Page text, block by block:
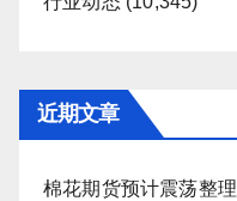
近期文章
棉花期货预计震荡整理